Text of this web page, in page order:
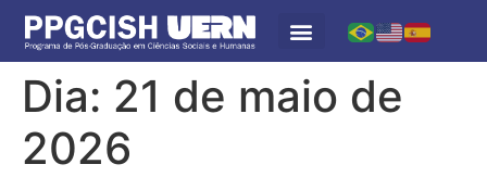
Dia: 21 de maio de
2026